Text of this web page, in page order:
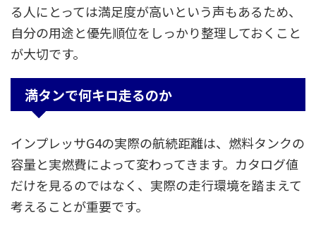
る人にとっては満足度が高いという声もあるため、
自分の用途と優先順位をしっかり整理しておくこと
が大切です。
満タンで何キロ走るのか
インプレッサG4の実際の航続距離は、燃料タンクの
容量と実燃費によって変わってきます。カタログ値
だけを見るのではなく、実際の走行環境を踏まえて
考えることが重要です。